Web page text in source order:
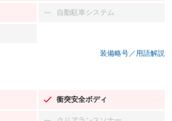
自動駐車システム
：装備なし
装備略号／用語解説
衝突安全ボディ
：装備あり